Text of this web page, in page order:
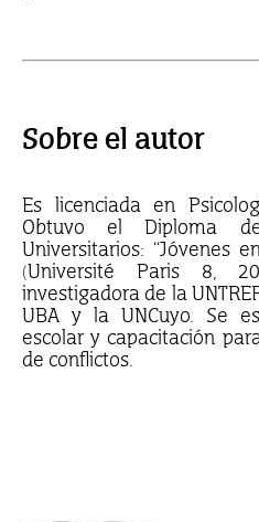
Sobre el autor
Es licenciada en
Obtuvo el Diploma
Universitarios: “Jóvenes
(Université Paris 8,
investigadora de la
UBA y la UNCuyo. Se
escolar y capacitación
de conflictos.